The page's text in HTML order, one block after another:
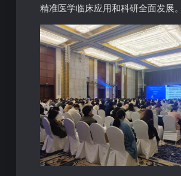
精准医学临床应用和科研全面发展。